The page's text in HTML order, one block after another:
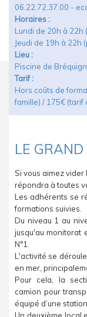
06.22.72.37.00 -
Horaires :
Lundi de 20h à 22h
Jeudi de 19h à 22h
Lieu :
Piscine de
Tarif :
Hors coûts de
famille) / 175€ (tarif
LE GRAND
Si vous aimez
répondra à toutes
Les adhérents se
formations suivies.
Du niveau 1 au
jusqu'au monitorat
N°1.
L'activité se
en mer,
Pour cela, la
camion pour
équipé d’une
Un deuxième local